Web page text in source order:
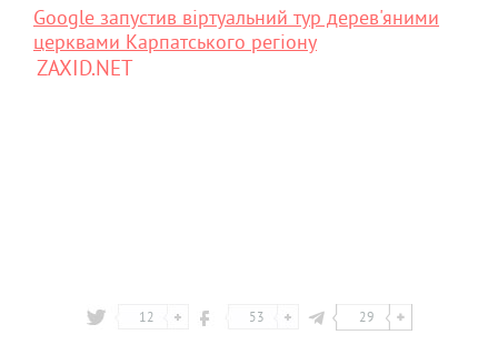
Google запустив віртуальний тур дерев'яними
церквами Карпатського регіону
ZAXID.NET
12 53 29